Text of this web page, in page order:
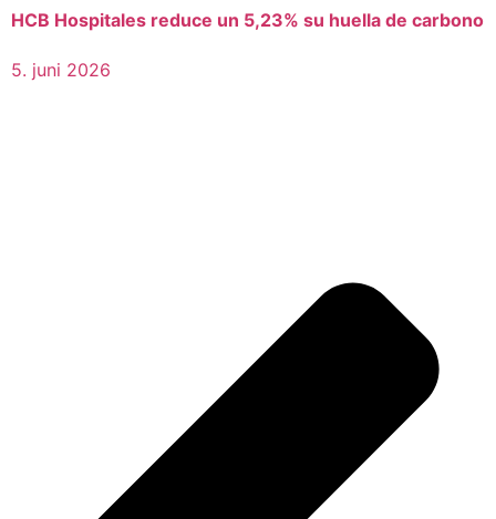
HCB Hospitales reduce un 5,23% su huella de carbono
5. juni 2026